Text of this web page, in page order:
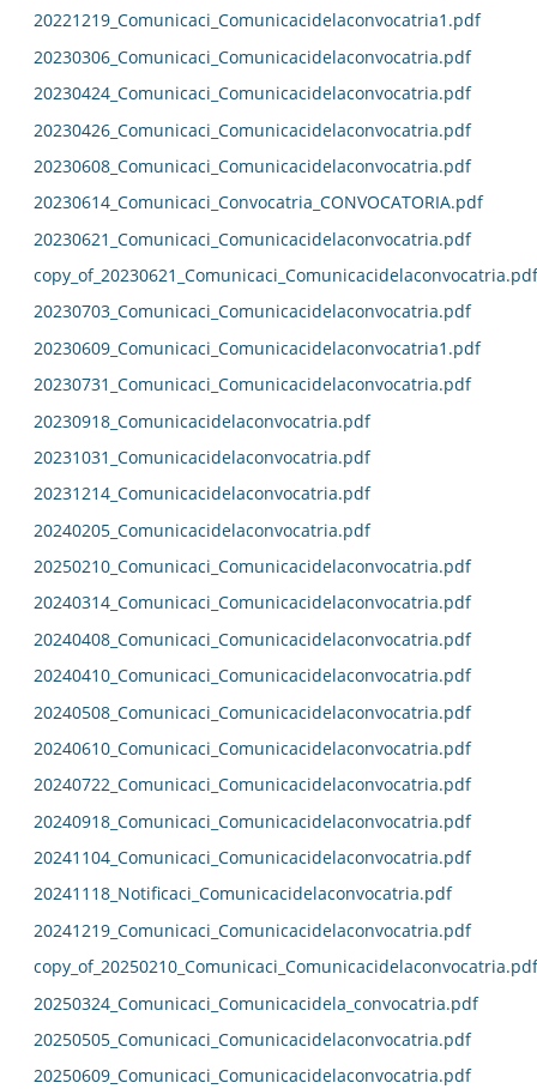
20221219_Comunicaci_Comunicacidelaconvocatria1.pdf
20230306_Comunicaci_Comunicacidelaconvocatria.pdf
20230424_Comunicaci_Comunicacidelaconvocatria.pdf
20230426_Comunicaci_Comunicacidelaconvocatria.pdf
20230608_Comunicaci_Comunicacidelaconvocatria.pdf
20230614_Comunicaci_Convocatria_CONVOCATORIA.pdf
20230621_Comunicaci_Comunicacidelaconvocatria.pdf
copy_of_20230621_Comunicaci_Comunicacidelaconvocatria.pdf
20230703_Comunicaci_Comunicacidelaconvocatria.pdf
20230609_Comunicaci_Comunicacidelaconvocatria1.pdf
20230731_Comunicaci_Comunicacidelaconvocatria.pdf
20230918_Comunicacidelaconvocatria.pdf
20231031_Comunicacidelaconvocatria.pdf
20231214_Comunicacidelaconvocatria.pdf
20240205_Comunicacidelaconvocatria.pdf
20250210_Comunicaci_Comunicacidelaconvocatria.pdf
20240314_Comunicaci_Comunicacidelaconvocatria.pdf
20240408_Comunicaci_Comunicacidelaconvocatria.pdf
20240410_Comunicaci_Comunicacidelaconvocatria.pdf
20240508_Comunicaci_Comunicacidelaconvocatria.pdf
20240610_Comunicaci_Comunicacidelaconvocatria.pdf
20240722_Comunicaci_Comunicacidelaconvocatria.pdf
20240918_Comunicaci_Comunicacidelaconvocatria.pdf
20241104_Comunicaci_Comunicacidelaconvocatria.pdf
20241118_Notificaci_Comunicacidelaconvocatria.pdf
20241219_Comunicaci_Comunicacidelaconvocatria.pdf
copy_of_20250210_Comunicaci_Comunicacidelaconvocatria.pdf
20250324_Comunicaci_Comunicacidela_convocatria.pdf
20250505_Comunicaci_Comunicacidelaconvocatria.pdf
20250609_Comunicaci_Comunicacidelaconvocatria.pdf